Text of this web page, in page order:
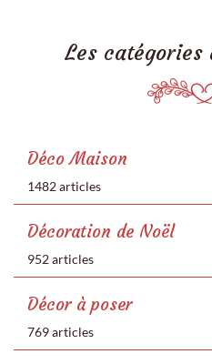
Les catégories
Déco Maison
1482 articles
Décoration de Noël
952 articles
Décor à poser
769 articles